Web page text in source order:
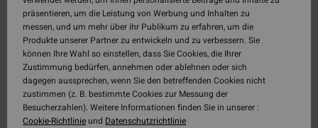
präsentieren, um die Leistung von Werbung und Inhalten zu
messen, und um mehr über ihr Publikum zu erfahren, um die
Produkte unserer Partner zu entwickeln und zu verbessern. Sie
können Ihre Wahl so einstellen, dass Sie Cookies, die Ihrer
Zustimmung bedürfen, annehmen oder ablehnen oder sich
dagegen aussprechen, wenn Sie den betreffenden Cookies nicht
zustimmen (z. B. bestimmte Cookies zur Messung der
Besucherzahlen). Weitere Informationen finden Sie in unserer :
Cookie-Richtlinieund Datenschutzrichtlinie